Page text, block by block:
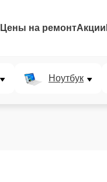
Цены на ремонтАкции
Ноутбук